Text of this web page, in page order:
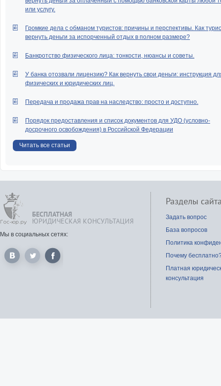
или услугу.
Громкие дела с обманом туристов: причины и перспективы. Как
вернуть деньги за испорченный отдых в полном размере?
Банкротство физического лица: тонкости, нюансы и советы.
У банка отозвали лицензию? Как вернуть свои деньги: инструкция
физических и юридических лиц.
Передача и продажа прав на наследство: просто и доступно.
Порядок предоставления и список документов для УДО (условно-
досрочного освобождения) в Российской Федерации
Читать все статьи
БЕСПЛАТНАЯ
ЮРИДИЧЕСКАЯ КОНСУЛЬТАЦИЯ
Мы в социальных сетях:
Разделы
Задать вопрос
База вопросов
Политика
Почему
Платная
консультация